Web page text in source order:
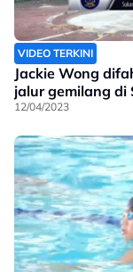
VIDEO TERKINI
Jackie Wong
jalur gemilang di
12/04/2023